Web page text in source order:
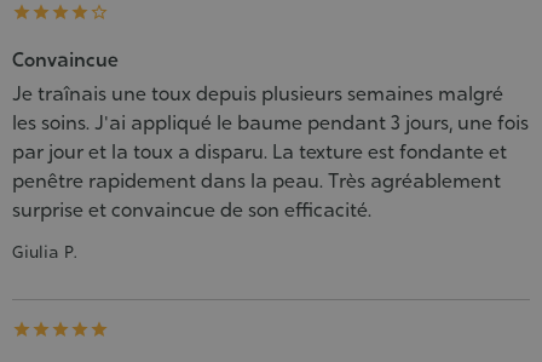
    
Convaincue
Je traînais une toux depuis plusieurs semaines malgré
les soins. J'ai appliqué le baume pendant 3 jours, une fois
par jour et la toux a disparu. La texture est fondante et
penêtre rapidement dans la peau. Très agréablement
surprise et convaincue de son efficacité.
Giulia P.
    